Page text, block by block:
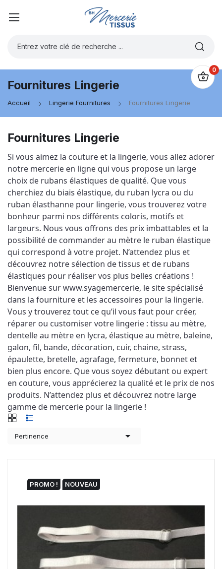
0
Fournitures Lingerie
Accueil Lingerie Fournitures Fournitures Lingerie
Fournitures Lingerie
Si vous aimez la couture et la lingerie, vous allez adorer
notre mercerie en ligne qui vous propose un large
choix de rubans élastiques de qualité. Que vous
cherchiez du biais élastique, du ruban lycra ou du
ruban élasthanne pour lingerie, vous trouverez votre
bonheur parmi nos différents coloris, motifs et
largeurs. Nous vous offrons des prix imbattables et la
possibilité de commander au mètre le ruban élastique
qui correspond à votre projet. N’attendez plus et
découvrez notre sélection de tissus et de rubans
élastiques pour réaliser vos plus belles créations !
Bienvenue sur www.syagemercerie, le site spécialisé
dans la fourniture et les accessoires pour la lingerie.
Vous y trouverez tout ce qu’il vous faut pour créer,
réparer ou customiser votre lingerie : tissu au mètre,
dentelle au mètre en lycra, élastique au mètre, baleine,
galon, fil, bande, décoration, cuir, chaine, strass,
épaulette, bretelle, agrafage, fermeture, bonnet et
bien plus encore. Que vous soyez débutant ou expert
en couture, vous apprécierez la qualité et le prix de nos
produits. N’attendez plus et découvrez notre large
gamme de mercerie pour la lingerie !
Pertinence 
PROMO ! NOUVEAU